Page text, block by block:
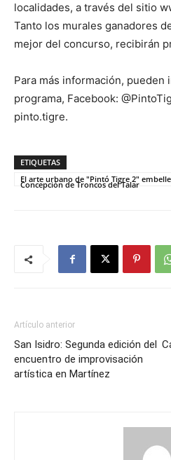
localidades, a través del sitio
Tanto los murales ganadores
mejor del concurso, recibirán
Para más información, pueden
programa, Facebook:
pinto.tigre.
ETIQUETAS
El arte urbano de "Pintó Tigre 2"
Concepción de Troncos del Talar
Artículo anterior
San Isidro: Segunda edición del
encuentro de improvisación
artística en Martínez